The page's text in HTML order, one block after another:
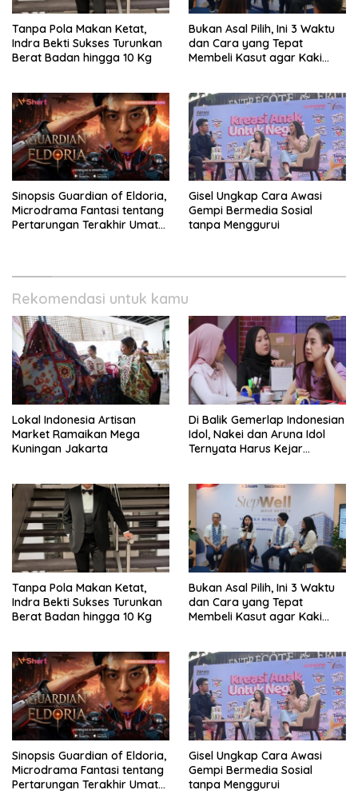
Tanpa Pola Makan Ketat,
Indra Bekti Sukses Turunkan
Berat Badan hingga 10 Kg
Bukan Asal Pilih, Ini 3 Waktu
dan Cara yang Tepat
Membeli Kasut agar Kaki
Sinopsis Guardian of Eldoria,
Microdrama Fantasi tentang
Pertarungan Terakhir Umat
Gisel Ungkap Cara Awasi
Gempi Bermedia Sosial
tanpa Menggurui
Rekomendasi untuk kamu
Lokal Indonesia Artisan
Market Ramaikan Mega
Kuningan Jakarta
Di Balik Gemerlap Indonesian
Idol, Nakei dan Aruna Idol
Ternyata Harus Kejar
Tanpa Pola Makan Ketat,
Indra Bekti Sukses Turunkan
Berat Badan hingga 10 Kg
Bukan Asal Pilih, Ini 3 Waktu
dan Cara yang Tepat
Membeli Kasut agar Kaki
Sinopsis Guardian of Eldoria,
Microdrama Fantasi tentang
Pertarungan Terakhir Umat
Gisel Ungkap Cara Awasi
Gempi Bermedia Sosial
tanpa Menggurui